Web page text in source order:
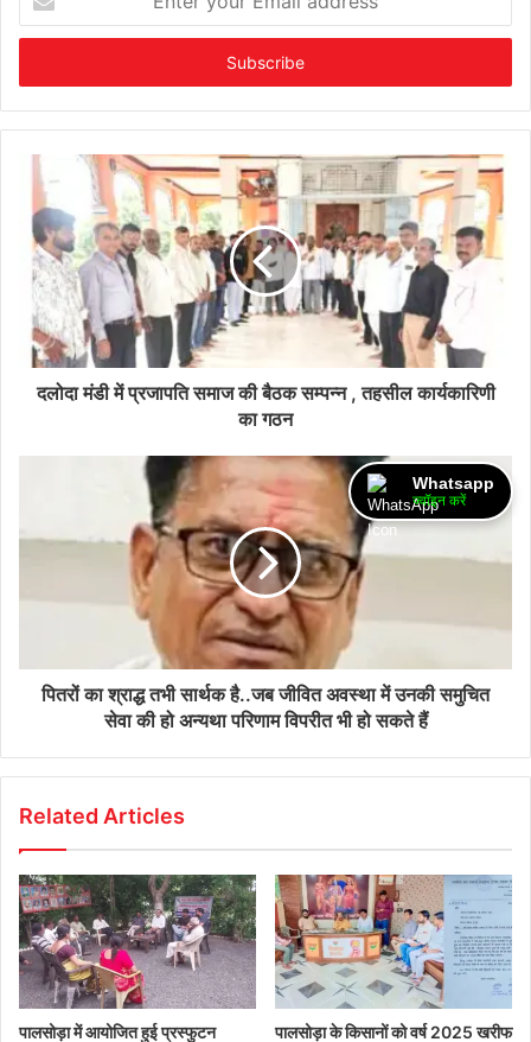
your
Email
दलोदा मंडी में प्रजापति समाज की बैठक सम्पन्न , तहसील कार्यकारिणी
का गठन
पितरों का श्राद्ध तभी सार्थक है..जब जीवित अवस्था में उनकी समुचित
सेवा की हो अन्यथा परिणाम विपरीत भी हो सकते हैं
Related Articles
पालसोड़ा में आयोजित हुई प्रस्फुटन
पालसोड़ा के किसानों को वर्ष 2025 खरीफ
Whatsapp
ज्वॉइन करें